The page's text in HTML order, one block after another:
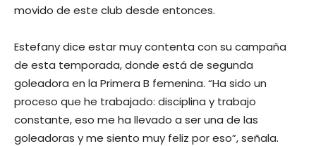
movido de este club desde entonces.
Estefany dice estar muy contenta con su campaña
de esta temporada, donde está de segunda
goleadora en la Primera B femenina. “Ha sido un
proceso que he trabajado: disciplina y trabajo
constante, eso me ha llevado a ser una de las
goleadoras y me siento muy feliz por eso”, señala.